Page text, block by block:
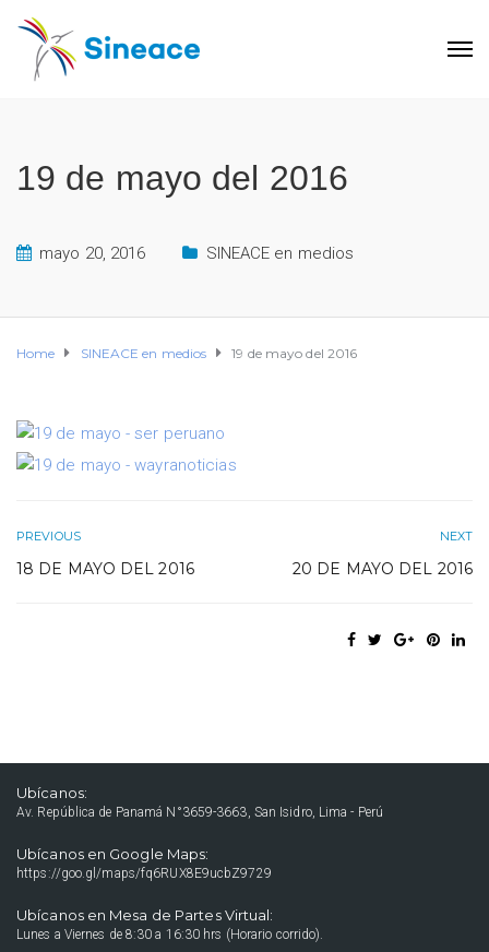
19 de mayo del 2016
mayo 20, 2016 SINEACE en medios
Home SINEACE en medios 19 de mayo del 2016
PREVIOUS
18 DE MAYO DEL 2016
NEXT
20 DE MAYO DEL 2016
Ubícanos:
Av. República de Panamá N°3659-3663, San Isidro, Lima - Perú
Ubícanos en Google Maps:
https://goo.gl/maps/fq6RUX8E9ucbZ9729
Ubícanos en Mesa de Partes Virtual:
Lunes a Viernes de 8:30 a 16:30 hrs (Horario corrido).